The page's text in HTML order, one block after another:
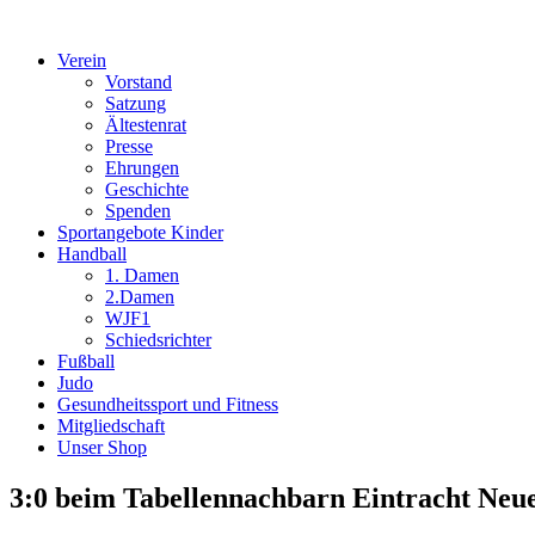
Verein
Vorstand
Satzung
Ältestenrat
Presse
Ehrungen
Geschichte
Spenden
Sportangebote Kinder
Handball
1. Damen
2.Damen
WJF1
Schiedsrichter
Fußball
Judo
Gesundheitssport und Fitness
Mitgliedschaft
Unser Shop
3:0 beim Tabellennachbarn Eintracht